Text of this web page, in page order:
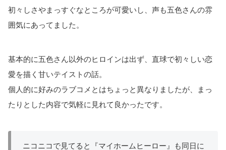
初々しさやまっすぐなところが可愛いし、声も五色さんの雰
囲気にあってました。
基本的に五色さん以外のヒロインは出ず、直球で初々しい恋
愛を描く甘いテイストの話。
個人的に好みのラブコメとはちょっと異なりましたが、まっ
たりとした内容で気軽に見れて良かったです。
ニコニコで見てると『マイホームヒーロー』も同日に